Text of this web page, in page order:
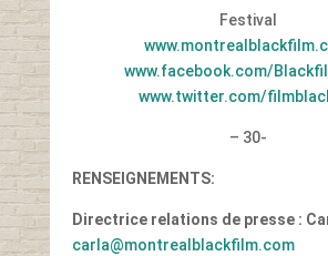
Festival
www.facebook.com/
www.twitter.com/
– 30-
RENSEIGNEMENTS:
Directrice relations de presse :
carla@montrealblackfilm.com